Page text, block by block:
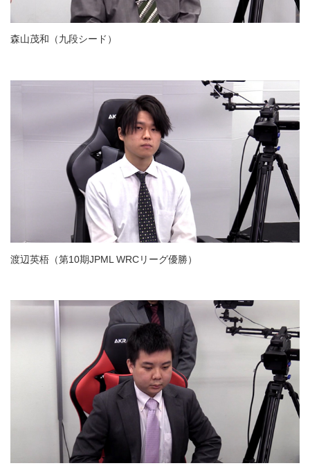
森山茂和（九段シード）
渡辺英梧（第10期JPML WRCリーグ優勝）